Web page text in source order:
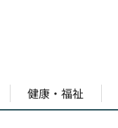
健康・福祉